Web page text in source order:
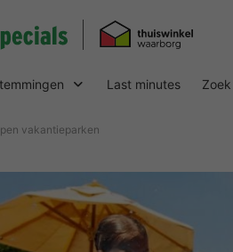
Last minutes
vakantieparken